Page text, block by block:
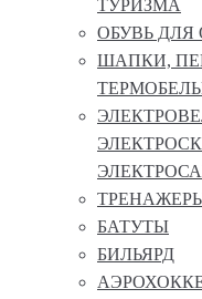
ТУРИЗМА
ОБУВЬ
ШАПКИ,
БАТУТЫ
БИЛЬЯРД